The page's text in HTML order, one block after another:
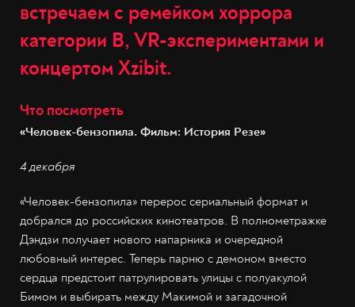
встречаем с ремейком хоррора
категории B, VR-экспериментами и
концертом Xzibit.
Что посмотреть
«Человек-бензопила. Фильм: История Резе»
4 декабря
«Человек-бензопила» перерос сериальный формат и
добрался до российских кинотеатров. В полнометражке
Дэндзи получает нового напарника и очередной
любовный интерес. Теперь парню с демоном вместо
сердца предстоит патрулировать улицы с полуакулой
Бимом и выбирать между Макимой и загадочной